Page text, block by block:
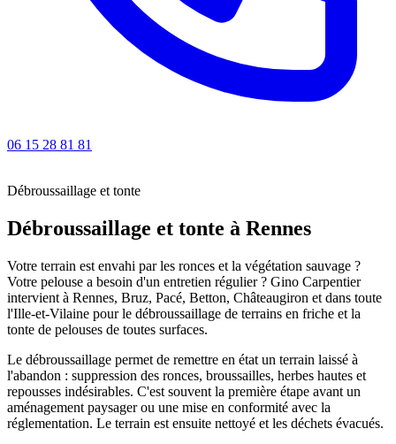
06 15 28 81 81
Débroussaillage et tonte
Débroussaillage et tonte à Rennes
Votre terrain est envahi par les ronces et la végétation sauvage ?
Votre pelouse a besoin d'un entretien régulier ? Gino Carpentier
intervient à Rennes, Bruz, Pacé, Betton, Châteaugiron et dans toute
l'Ille-et-Vilaine pour le débroussaillage de terrains en friche et la
tonte de pelouses de toutes surfaces.
Le débroussaillage permet de remettre en état un terrain laissé à
l'abandon : suppression des ronces, broussailles, herbes hautes et
repousses indésirables. C'est souvent la première étape avant un
aménagement paysager ou une mise en conformité avec la
réglementation. Le terrain est ensuite nettoyé et les déchets évacués.